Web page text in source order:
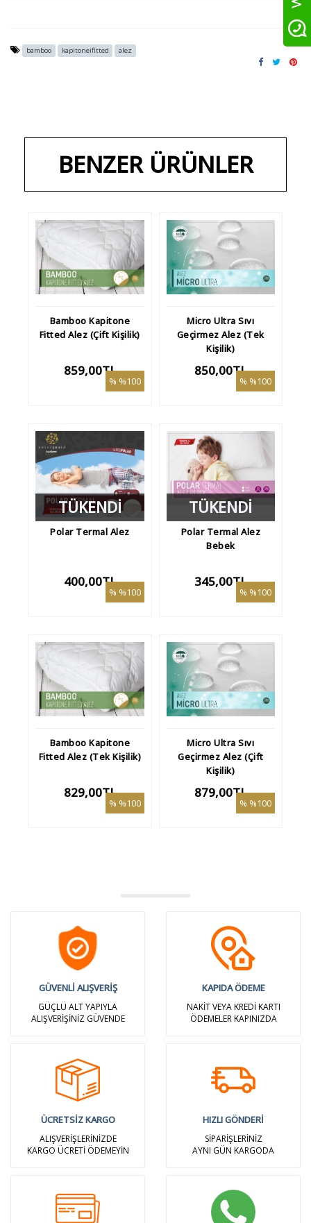
bamboo kapitoneifitted alez
BENZER ÜRÜNLER
%100
Bamboo Kapitone
Fitted Alez (Çift Kişilik)
859,00TL
%100
Micro Ultra Sıvı
Geçirmez Alez (Tek
Kişilik)
850,00TL
%100
TÜKENDİ
Polar Termal Alez
400,00TL
%100
TÜKENDİ
Polar Termal Alez
Bebek
345,00TL
%100
Bamboo Kapitone
Fitted Alez (Tek Kişilik)
829,00TL
%100
Micro Ultra Sıvı
Geçirmez Alez (Çift
Kişilik)
879,00TL
GÜVENLİ ALIŞVERİŞ
GÜÇLÜ ALT YAPIYLA
ALIŞVERİŞİNİZ GÜVENDE
KAPIDA ÖDEME
NAKİT VEYA KREDİ KARTI
ÖDEMELER KAPINIZDA
ÜCRETSİZ KARGO
ALIŞVERİŞLERİNİZDE
KARGO ÜCRETİ ÖDEMEYİN
HIZLI GÖNDERİ
SİPARİŞLERİNİZ
AYNI GÜN KARGODA